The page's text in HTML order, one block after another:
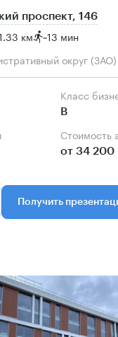
проспект, 146
км ~13 мин
округ (ЗАО)
Класс
B
от 34 200
Получить